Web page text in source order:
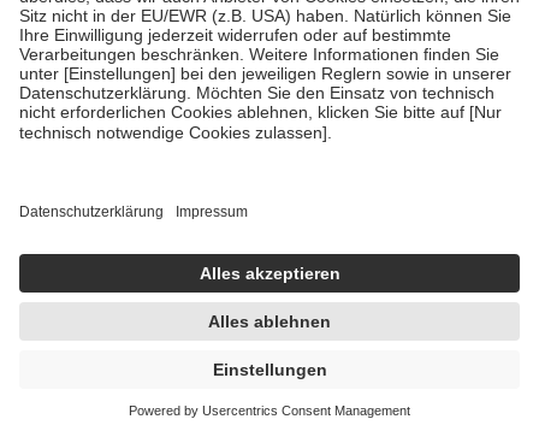
mit Ausnahme der Fahrkosten
• Untersuchungen zur Vorsorge und Früherkennung, die von der
GKV getragen werden
• empfohlenen Schutzimpfungen
• Harn- und Blutteststreifen
getroffen, um sicherzustellen, dass es sich um echte Bewertungen
https://help.etrusted.com/hc/de/articles/4419944605341
Einige Bilder und Inhalte wurden unter Zuhilfenahme künstlicher